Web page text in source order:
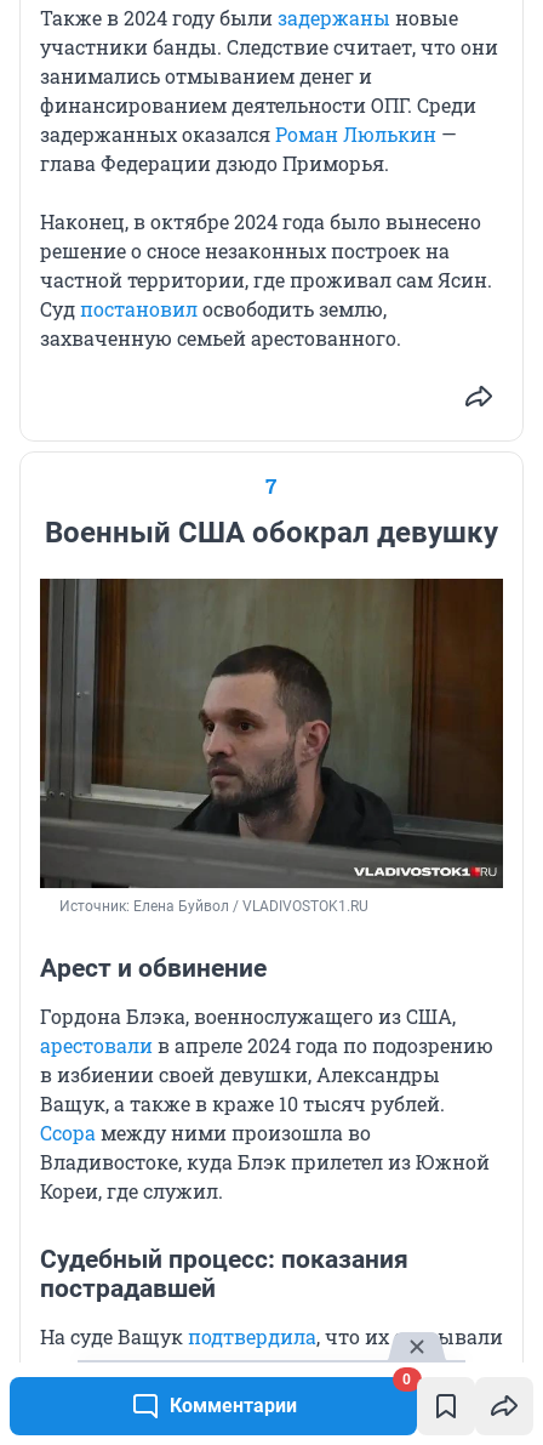
Комментарии
0
Также в 2024 году былизадержаны новые
участники банды. Следствие считает, что они
занимались отмыванием денег и
финансированием деятельности ОПГ. Среди
задержанных оказалсяРоман Люлькин —
глава Федерации дзюдо Приморья.
Наконец, в октябре 2024 года было вынесено
решение о сносе незаконных построек на
частной территории, где проживал сам Ясин.
Судпостановилосвободить землю,
захваченную семьей арестованного.
7
Военный США обокрал девушку
Источник: Елена Буйвол / VLADIVOSTOK1.RU
Арест и обвинение
Гордона Блэка, военнослужащего из США,
арестовалив апреле 2024 года по подозрению
в избиении своей девушки, Александры
Ващук, а также в краже 10 тысяч рублей.
Ссора между ними произошла во
Владивостоке, куда Блэк прилетел из Южной
Кореи, где служил.
Судебный процесс: показания
пострадавшей
На суде Ващукподтвердила, что их связывали
романтические отношения, однако, несмотря
на насилие со стороны Блэка, она заявила,
что не хочет для него наказания. Прокурор же